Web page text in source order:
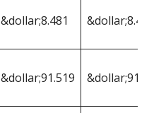
&dollar;8.481 &dollar;8.481
&dollar;91.519 &dollar;91.519